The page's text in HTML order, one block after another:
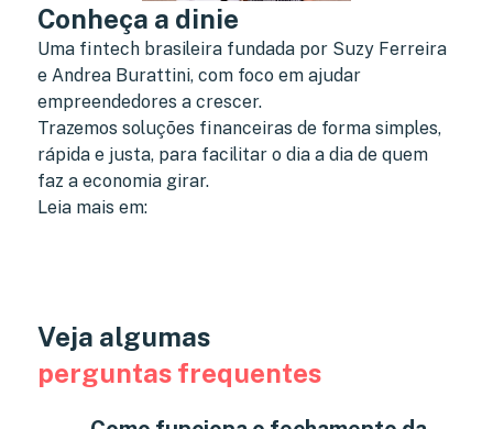
Conheça a dinie
Uma fintech brasileira fundada por Suzy Ferreira
e Andrea Burattini, com foco em ajudar
empreendedores a crescer.
Trazemos soluções financeiras de forma simples,
rápida e justa, para facilitar o dia a dia de quem
faz a economia girar.
Leia mais em:
Veja algumas
perguntas frequentes